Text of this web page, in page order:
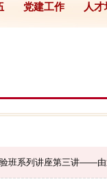
党建工作 人
班系列讲座第三讲——